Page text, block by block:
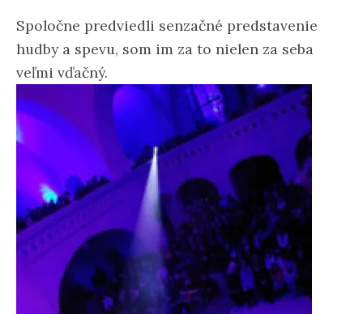
Spoločne predviedli senzačné predstavenie
hudby a spevu, som im za to nielen za seba
veľmi vďačný.